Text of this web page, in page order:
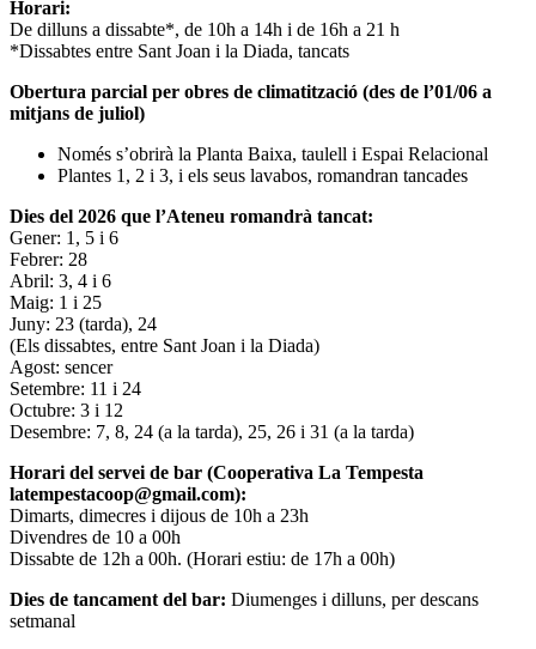
Horari:
De dilluns a dissabte*, de 10h a 14h i de 16h a 21 h
*Dissabtes entre Sant Joan i la Diada, tancats
Obertura parcial per obres de climatització (des de l’01/06 a
mitjans de juliol)
Només s’obrirà la Planta Baixa, taulell i Espai Relacional
Plantes 1, 2 i 3, i els seus lavabos, romandran tancades
Dies del 2026 que l’Ateneu romandrà tancat:
Gener: 1, 5 i 6
Febrer: 28
Abril: 3, 4 i 6
Maig: 1 i 25
Juny: 23 (tarda), 24
(Els dissabtes, entre Sant Joan i la Diada)
Agost: sencer
Setembre: 11 i 24
Octubre: 3 i 12
Desembre: 7, 8, 24 (a la tarda), 25, 26 i 31 (a la tarda)
Horari del servei de bar (Cooperativa La Tempesta
latempestacoop@gmail.com):
Dimarts, dimecres i dijous de 10h a 23h
Divendres de 10 a 00h
Dissabte de 12h a 00h. (Horari estiu: de 17h a 00h)
Dies de tancament del bar: Diumenges i dilluns, per descans
setmanal